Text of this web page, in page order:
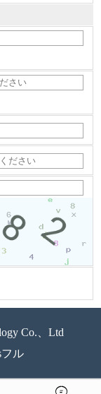
Co.、Ltd
ル